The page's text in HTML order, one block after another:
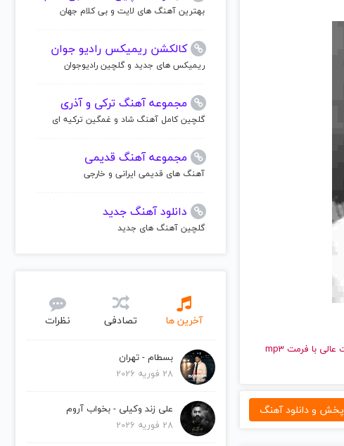
و قدیمی داریوش | Dariush را به راحتی و با سرعت بالا گوش دهید و با کیفیت عالی با فرمت mp3
پخش و دانلود آهنگ
بهترین آهنگ های لایت و بی کلام جهان
کالکشن ریمیکس رادیو جوان
ریمیکس های جدید و گلچین رادیوجوان
مجموعه آهنگ ترکی و آذری
گلچین کامل آهنگ شاد و غمگین ترکیه ای
مجموعه آهنگ قدیمی
آهنگ های قدیمی ایرانی و خارجی
دانلود آهنگ جدید
گلچین آهنگ های جدید
آخرین ها تصادفی نظرات
بسطام - تهران
28 فوریه 2026
علی زند وکیلی - بخواب آروم
28 فوریه 2026